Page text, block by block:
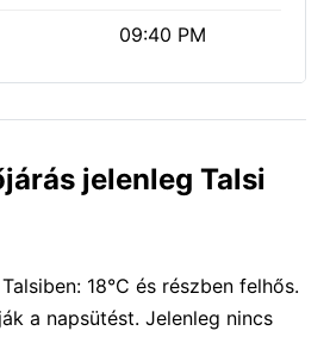
09:40 PM
jelenleg Talsi
18°C és részben felhős.
a napsütést. Jelenleg nincs